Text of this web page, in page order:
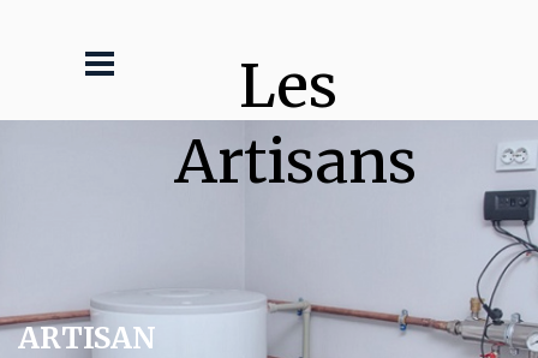
Les
Artisans
ARTISAN